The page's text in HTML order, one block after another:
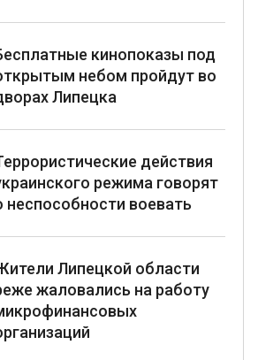
кинопоказы под
небом пройдут во
Липецка
действия
режима говорят
неспособности воевать
Липецкой области
жаловались на работу